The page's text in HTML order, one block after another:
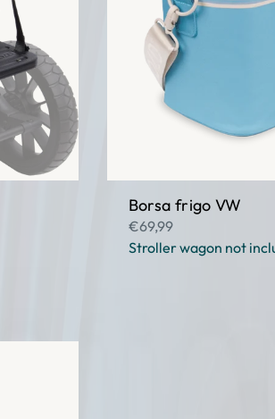
Borsa frigo VW
€69,99
Stroller wagon not